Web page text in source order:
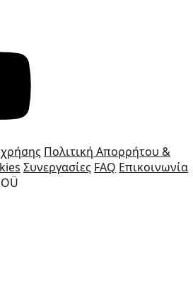
Πολιτική Απορρήτου &
Συνεργασίες FAQ Επικοινωνία